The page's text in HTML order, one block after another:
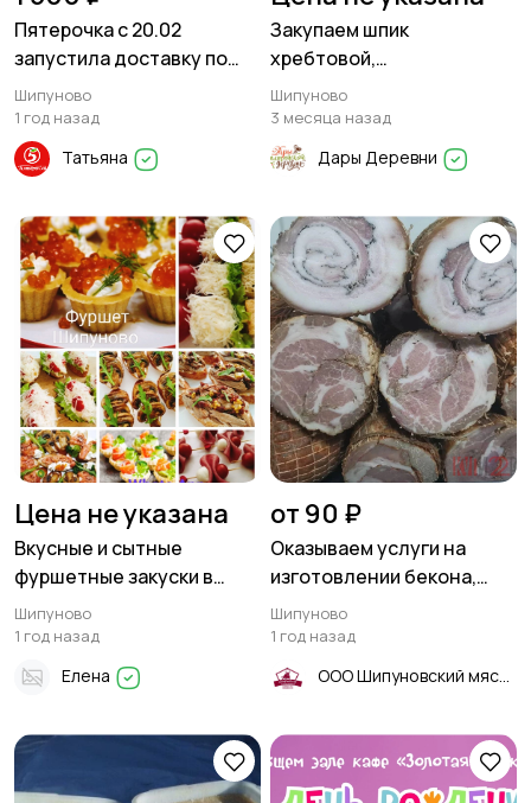
Пятерочка с 20.02
запустила доставку по
Шипуново
Шипуново
1 год назад
Татьяна
Закупаем шпик
хребтовой,
изготавливаем сервелат,
сосиску, сардельку,
колбасу ливерную
Шипуново
3 месяца назад
Дары Деревни
Цена не указана
Вкусные и сытные
фуршетные закуски в
Шипуново
Шипуново
1 год назад
Елена
от 90 ₽
Оказываем услуги на
изготовлении бекона,
мясного ореха
Шипуново
1 год назад
ООО Шипуновский мясокомбинат